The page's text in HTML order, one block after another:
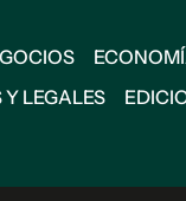
Y LEGALES